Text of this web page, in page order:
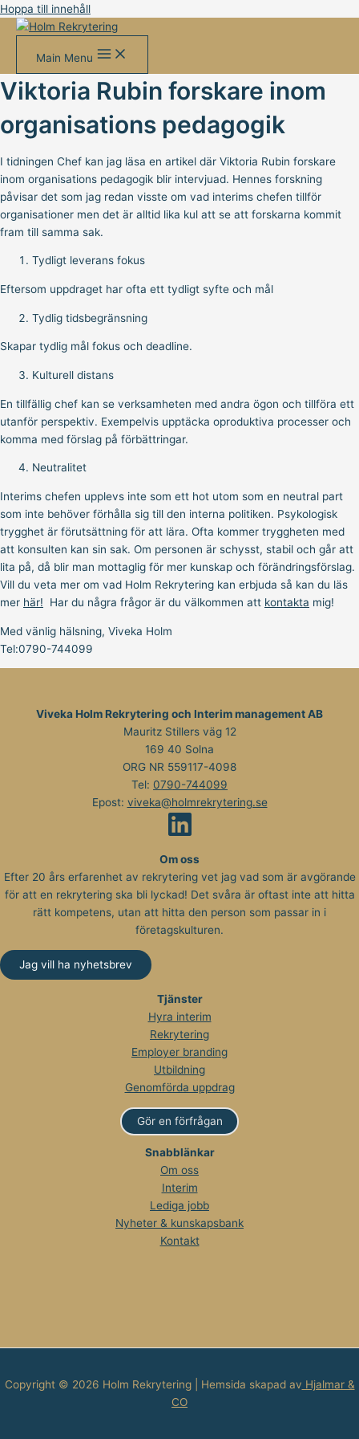
Hoppa till innehåll
Main Menu
Viktoria Rubin forskare inom
organisations pedagogik
I tidningen Chef kan jag läsa en artikel där Viktoria Rubin forskare
inom organisations pedagogik blir intervjuad. Hennes forskning
påvisar det som jag redan visste om vad interims chefen tillför
organisationer men det är alltid lika kul att se att forskarna kommit
fram till samma sak.
Tydligt leverans fokus
Eftersom uppdraget har ofta ett tydligt syfte och mål
Tydlig tidsbegränsning
Skapar tydlig mål fokus och deadline.
Kulturell distans
En tillfällig chef kan se verksamheten med andra ögon och tillföra ett
utanför perspektiv. Exempelvis upptäcka oproduktiva processer och
komma med förslag på förbättringar.
Neutralitet
Interims chefen upplevs inte som ett hot utom som en neutral part
som inte behöver förhålla sig till den interna politiken. Psykologisk
trygghet är förutsättning för att lära. Ofta kommer tryggheten med
att konsulten kan sin sak. Om personen är schysst, stabil och går att
lita på, då blir man mottaglig för mer kunskap och förändringsförslag.
Vill du veta mer om vad Holm Rekrytering kan erbjuda så kan du läs
mer här! Har du några frågor är du välkommen att kontakta mig!
Med vänlig hälsning, Viveka Holm
Tel:0790-744099
Viveka Holm Rekrytering och Interim management AB
Mauritz Stillers väg 12
169 40 Solna
ORG NR 559117-4098
Tel: 0790-744099
Epost: viveka@holmrekrytering.se
Om oss
Efter 20 års erfarenhet av rekrytering vet jag vad som är avgörande
för att en rekrytering ska bli lyckad! Det svåra är oftast inte att hitta
rätt kompetens, utan att hitta den person som passar in i
företagskulturen.
Jag vill ha nyhetsbrev
Tjänster
Hyra interim
Rekrytering
Employer branding
Utbildning
Genomförda uppdrag
Gör en förfrågan
Snabblänkar
Om oss
Interim
Lediga jobb
Nyheter & kunskapsbank
Kontakt
Copyright © 2026 Holm Rekrytering | Hemsida skapad av Hjalmar &
CO